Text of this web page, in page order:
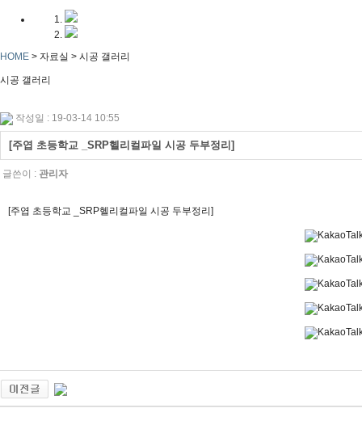
HOME > 자료실 > 시공 갤러리
시공 갤러리
작성일 : 19-03-14 10:55
[주엽 초등학교 _SRP헬리컬파일 시공 두부정리]
글쓴이 : 관리자
[주엽 초등학교 _SRP헬리컬파일 시공 두부정리]